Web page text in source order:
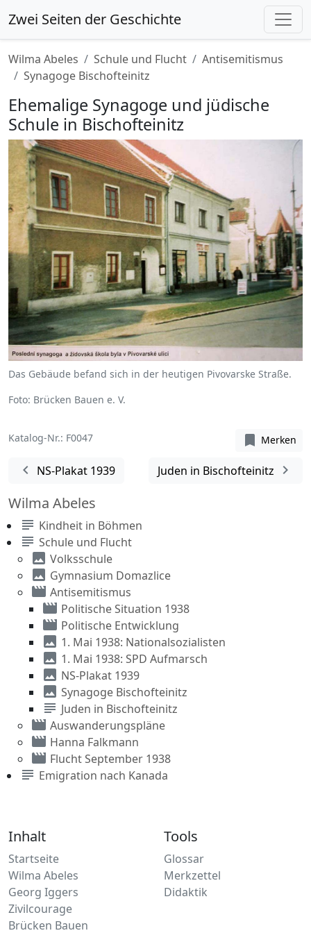
Zwei Seiten der Geschichte
Wilma Abeles
subject Kindheit in Böhmen
subject Schule und Flucht
image Volksschule
image Gymnasium Domazlice
movie Antisemitismus
movie Politische Situation 1938
movie Politische Entwicklung
image 1. Mai 1938: Nationalsozialisten
image 1. Mai 1938: SPD Aufmarsch
image NS-Plakat 1939
image Synagoge Bischofteinitz
subject Juden in Bischofteinitz
movie Auswanderungspläne
movie Hanna Falkmann
movie Flucht September 1938
subject Emigration nach Kanada
Wilma Abeles Schule und Flucht
Antisemitismus
Synagoge Bischofteinitz
Ehemalige Synagoge und jüdische
Schule in Bischofteinitz
Das Gebäude befand sich in der heutigen Pivovarske Straße.
Foto: Brücken Bauen e. V.
Katalog-Nr.: F0047 bookmark Merken
chevron_left NS-Plakat 1939 Juden in Bischofteinitz chevron_right
Inhalt
Startseite
Wilma Abeles
Georg Iggers
Zivilcourage
Brücken Bauen
Tools
Glossar
Merkzettel
Didaktik